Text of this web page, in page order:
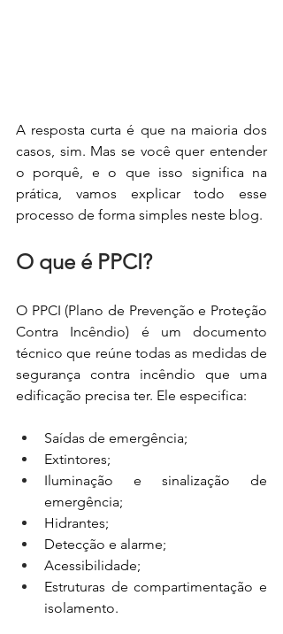
A resposta curta é que na maioria dos
casos, sim. Mas se você quer entender
o porquê, e o que isso significa na
prática, vamos explicar todo esse
processo de forma simples neste blog.
O que é PPCI?
O PPCI (Plano de Prevenção e Proteção
Contra Incêndio) é um documento
técnico que reúne todas as medidas de
segurança contra incêndio que uma
edificação precisa ter. Ele especifica:
Saídas de emergência;
Extintores;
Iluminação e sinalização de
emergência;
Hidrantes;
Detecção e alarme;
Acessibilidade;
Estruturas de compartimentação e
isolamento.